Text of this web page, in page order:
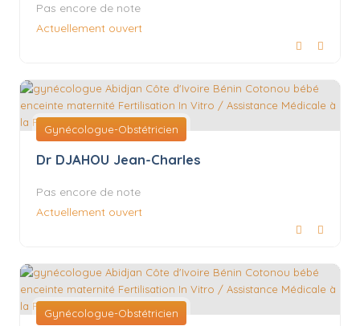
Pas encore de note
Actuellement ouvert
Gynécologue-Obstétricien
Dr DJAHOU Jean-Charles
Pas encore de note
Actuellement ouvert
Gynécologue-Obstétricien